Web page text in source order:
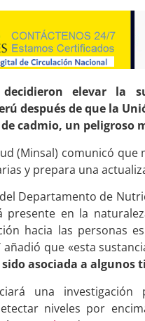
elevar la
después de que la
cadmio, un peligroso
(Minsal) comunicó
y prepara una
Departamento de
presente en la
hacia las personas es
añadió que «esta
asociada a algunos
una
niveles por